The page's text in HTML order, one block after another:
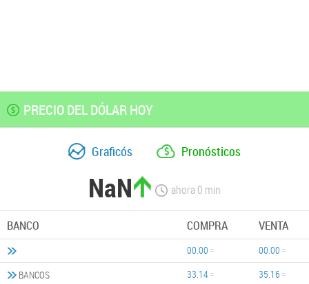
PRECIO DEL DÓLAR HOY
Graficós Pronósticos
NaN ahora0 min
BANCO COMPRA VENTA
00.00
00.00
BANCOS
33.14
35.16